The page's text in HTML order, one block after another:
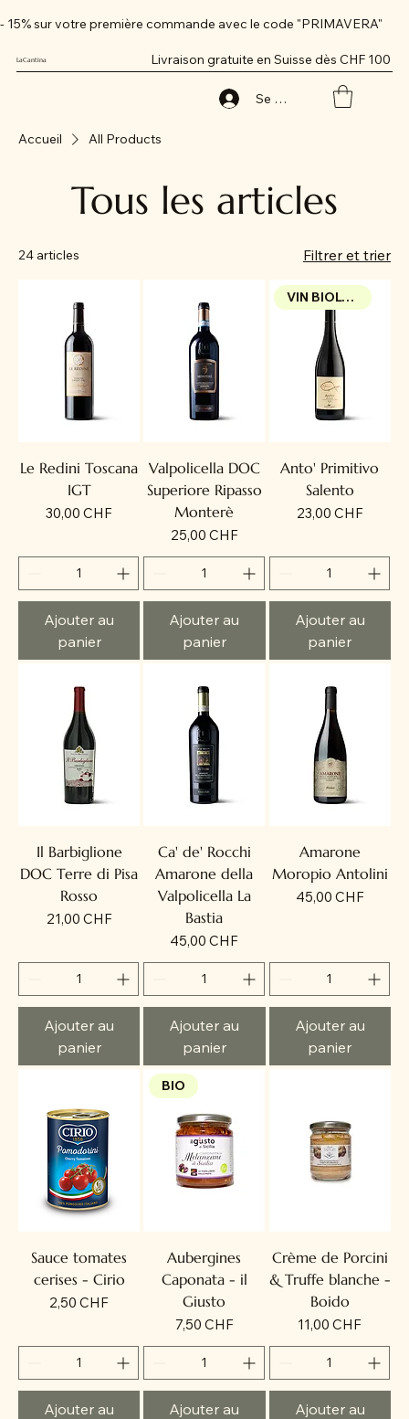
Se connecter
Livraison gratuite en Suisse dès CHF 100
LaCantina
- 15% sur votre première commande avec le code "PRIMAVERA"
Accueil All Products
Tous les articles
24 articles Filtrer et trier
Le Redini Toscana
IGT
Prix
30,00 CHF
Ajouter au
panier
Valpolicella DOC
Superiore Ripasso
Monterè
Prix
25,00 CHF
Ajouter au
panier
VIN BIOLOGIQUE
Anto' Primitivo
Salento
Prix
23,00 CHF
Ajouter au
panier
Il Barbiglione
DOC Terre di Pisa
Rosso
Prix
21,00 CHF
Ajouter au
panier
Ca' de' Rocchi
Amarone della
Valpolicella La
Bastia
Prix
45,00 CHF
Ajouter au
panier
Amarone
Moropio Antolini
Prix
45,00 CHF
Ajouter au
panier
Sauce tomates
cerises - Cirio
Prix
2,50 CHF
Ajouter au
BIO
Aubergines
Caponata - il
Giusto
Prix
7,50 CHF
Ajouter au
Crème de Porcini
& Truffe blanche -
Boido
Prix
11,00 CHF
Ajouter au